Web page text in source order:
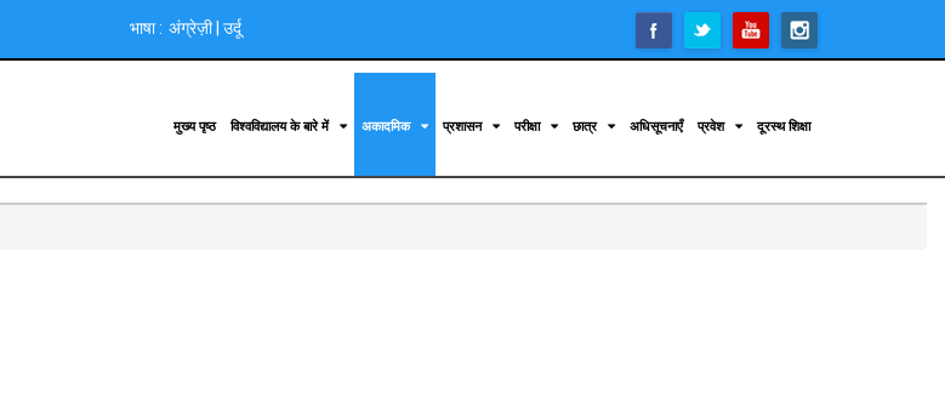
भाषा : अंग्रेज़ी उर्दू
मुख्य पृष्ठ विश्वविद्यालय के बारे में अकादमिक प्रशासन परीक्षा छात्र अधिसूचनाएँ प्रवेश दूरस्थ शिक्षा